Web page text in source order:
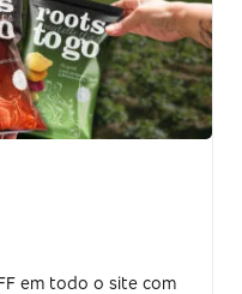
em todo o site com